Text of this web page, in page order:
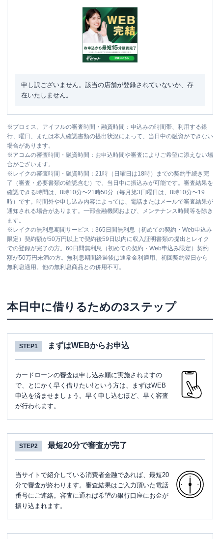
申し訳ございません。該当の店舗が登録されていないか、存
在いたしません。
※プロミス、アイフルの審査時間・融資時間：申込みの時間帯、利用する銀
行、曜日、または本人確認書類の提出状況によって、当日中の融資ができない
場合があります。
※アコムの審査時間・融資時間：お申込時間や審査によりご希望に添えない場
合がございます。
※ レイクの審査時間・融資時間：21時（日曜日は18時）までの契約手続き完
了（審査・必要書類の確認含む）で、当日中に振込みが可能です。審査結果を
確認できる時間は、8時10分〜21時50分（毎月第3日曜日は、8時10分〜19
時）です。時間外や申し込み内容によっては、電話またはメールで審査結果が
通知される場合があります。一部金融機関および、メンテナンス時間等を除き
ます。
※ レイクの無利息期間サービス：365日間無利息（初めての契約・Web申込み
限定）契約額が50万円以上で契約後59日以内に収入証明書類の提出とレイク
での登録が完了の方。60日間無利息（初めての契約・Web申込み限定）契約
額が50万円未満の方。無利息期間経過後は通常金利適用。初回契約翌日から
無利息適用。他の無利息商品との併用不可。
本日中に借りるための3ステップ
STEP1 まずはWEBからお申込
カードローンの審査は申し込み順に実施されますの
で、とにかく早く借りたい!という方は、まずはWEB
申込を済ませましょう。早く申し込むほど、早く審査
が行われます。
STEP2 最短20分で審査が完了
当サイトで紹介している消費者金融であれば、最短20
分で審査が終わります。審査結果はご入力頂いた電話
番号にご連絡。審査に通れば希望の銀行口座にお金が
振り込まれます。